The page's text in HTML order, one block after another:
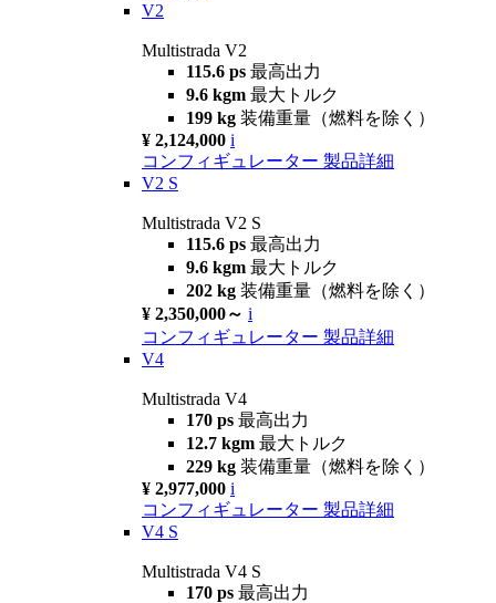
V2
Multistrada V2
115.6 ps 最高出力
9.6 kgm 最大トルク
199 kg 装備重量（燃料を除く）
¥ 2,124,000 i
コンフィギュレーター 製品詳細
V2 S
Multistrada V2 S
115.6 ps 最高出力
9.6 kgm 最大トルク
202 kg 装備重量（燃料を除く）
¥ 2,350,000～ i
コンフィギュレーター 製品詳細
V4
Multistrada V4
170 ps 最高出力
12.7 kgm 最大トルク
229 kg 装備重量（燃料を除く）
¥ 2,977,000 i
コンフィギュレーター 製品詳細
V4 S
Multistrada V4 S
170 ps 最高出力